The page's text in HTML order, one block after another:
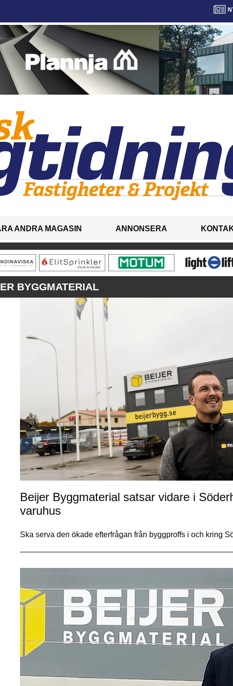
ANDRA MAGASIN ANNONSERA
BYGGMATERIAL
Beijer Byggmaterial satsar vidare i
varuhus
Ska serva den ökade efterfrågan från byggproffs i och kring